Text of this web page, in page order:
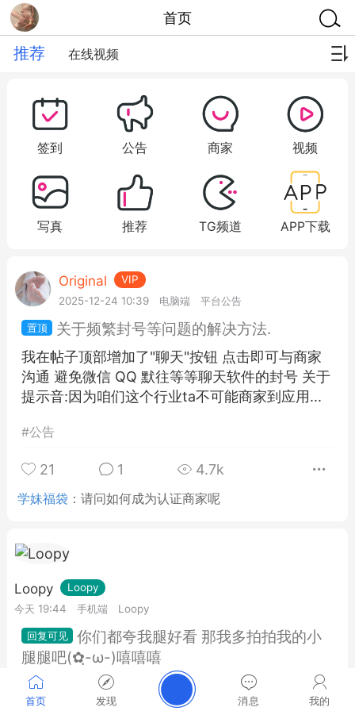
首页 发现 消息 我的
首页
推荐 在线视频
签到 公告 商家 视频
写真 推荐 TG频道 APP下载
Original
VIP
2025-12-24 10:39
电脑端 平台公告
关于频繁封号等问题的解决方法.
我在帖子顶部增加了"聊天"按钮 点击即可与商家
沟通 避免微信 QQ 默往等等聊天软件的封号 关于
提示音:因为咱们这个行业ta不可能商家到应用...
#公告
21 1 4.7k
学妹福袋 ：请问如何成为认证商家呢
Loopy
Loopy
今天 19:44
手机端 Loopy
你们都夸我腿好看 那我多拍拍我的小
腿腿吧(✿ฺ-ω-)嘻嘻嘻
最近放假在家好悠哉啊 快来找我下单啊酸臭小脚
丫 优先默往nvdalubi 扣扣 2778416388 附赠上身